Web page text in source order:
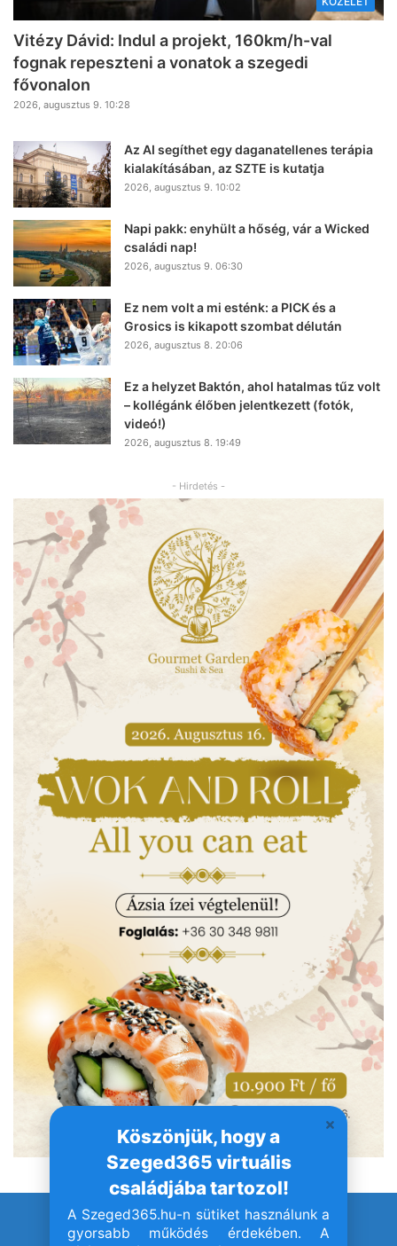
Köszönjük, hogy a
Szeged365 virtuális
családjába tartozol!
A Szeged365.hu-n sütiket használunk a
gyorsabb működés érdekében. A
Vitézy Dávid: Indul a projekt, 160km/h-val
fognak repeszteni a vonatok a szegedi
fővonalon
2026, augusztus 9. 10:28
Az AI segíthet egy daganatellenes terápia
kialakításában, az SZTE is kutatja
2026, augusztus 9. 10:02
Napi pakk: enyhült a hőség, vár a Wicked
családi nap!
2026, augusztus 9. 06:30
Ez nem volt a mi esténk: a PICK és a
Grosics is kikapott szombat délután
2026, augusztus 8. 20:06
Ez a helyzet Baktón, ahol hatalmas tűz volt
– kollégánk élőben jelentkezett (fotók,
videó!)
2026, augusztus 8. 19:49
- Hirdetés -
© Szeged365.hu I Minden jog fenntartva!